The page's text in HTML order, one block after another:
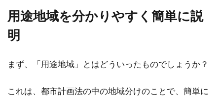
土地購入時の注意点とは
の生活に支障...
用途地域を分かりやすく簡単に説
明
まず、「用途地域」とはどういったものでしょうか？
これは、都市計画法の中の地域分けのことで、簡単に